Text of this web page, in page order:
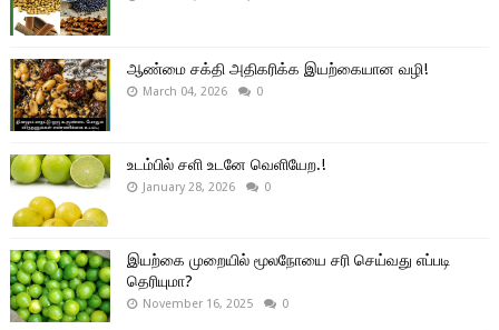
ஆண்மை சக்தி அதிகரிக்க இயற்கையான வழி!
March 04, 2026 0
உடம்பில் சளி உடனே வெளியேற.!
January 28, 2026 0
இயற்கை முறையில் மூலநோயை சரி செய்வது எப்படி
தெரியுமா?
November 16, 2025 0